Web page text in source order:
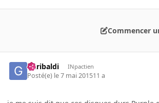
Commencer
Garibaldi INpactien
Posté(e) le 7 mai 201511 a